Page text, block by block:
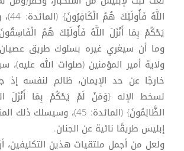
اللَّهُ
وما أن سيغري غيره بسلوك طريق
ولاية أمير المؤمنين (صلوات الله عليه)،
خارجًا عن حد الإيمان، ظالم لنفسه
لسخط الإله {وَمَنْ لَمْ يَحْكُمْ بِمَا أَنْزَلَ
الظَّالِمُونَ} (المائدة: 45)،
إبليس طريقًا نائية عن الجنان.
ولعل من أجمل ملتقيات هذين التكليفين،